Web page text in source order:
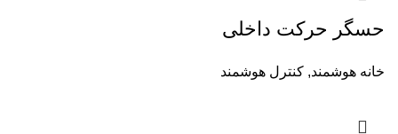
حسگر حرکت داخلی
خانه هوشمند, کنترل هوشمند